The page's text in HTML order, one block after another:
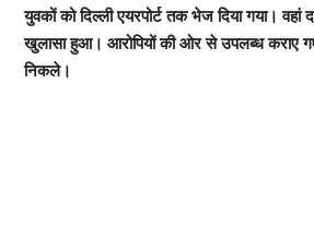
युवकों को दिल्ली एयरपोर्ट तक भेज दिया गया। वहां
खुलासा हुआ। आरोपियों की ओर से उपलब्ध कराए
निकले।